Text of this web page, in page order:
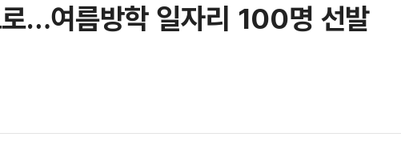
…여름방학 일자리 100명 선발